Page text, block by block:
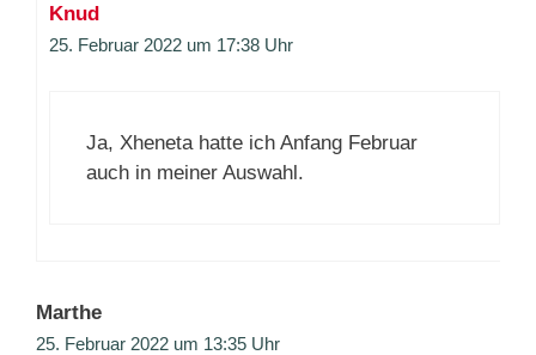
Knud
25. Februar 2022 um 17:38 Uhr
Ja, Xheneta hatte ich Anfang Februar
auch in meiner Auswahl.
Marthe
25. Februar 2022 um 13:35 Uhr